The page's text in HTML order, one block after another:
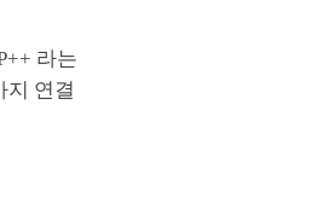
라는
지 연결